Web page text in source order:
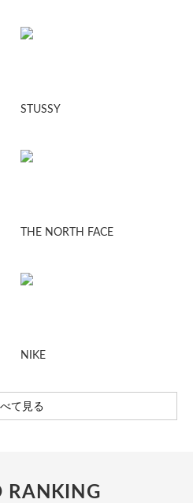
STUSSY
THE NORTH FACE
NIKE
て見る
RANKING